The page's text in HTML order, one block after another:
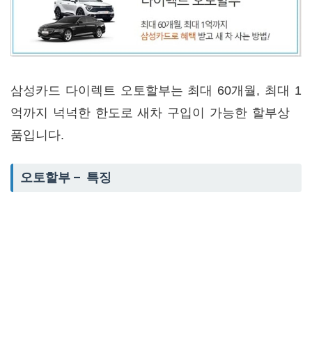
삼성카드 다이렉트 오토할부는 최대 60개월, 최대 1
억까지 넉넉한 한도로 새차 구입이 가능한 할부상
품입니다.
오토할부 – 특징